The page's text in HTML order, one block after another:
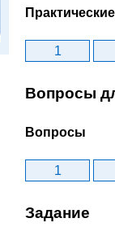
1
Вопросы
Вопросы
1
Задание